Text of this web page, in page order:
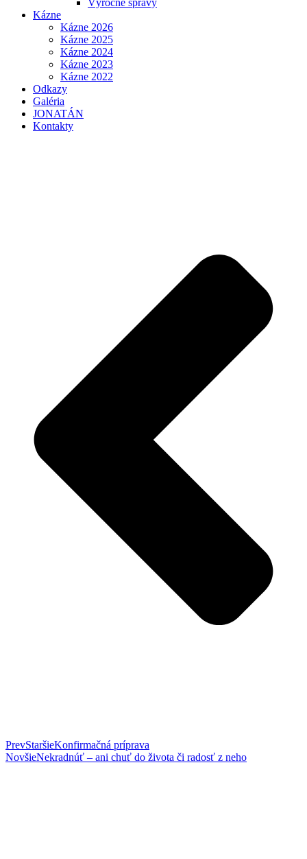
Výročné správy
Kázne
Kázne 2026
Kázne 2025
Kázne 2024
Kázne 2023
Kázne 2022
Odkazy
Galéria
JONATÁN
Kontakty
PrevStaršieKonfirmačná príprava
NovšieNekradnúť – ani chuť do života či radosť z neho